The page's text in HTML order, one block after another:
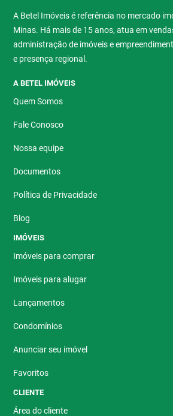
A Betel Imóveis é referência no mercado
Minas. Há mais de 15 anos, atua em
administração de imóveis e
e presença regional.
A BETEL IMÓVEIS
Quem Somos
Fale Conosco
Nossa equipe
Documentos
Política de Privacidade
Blog
IMÓVEIS
Imóveis para comprar
Imóveis para alugar
Lançamentos
Condomínios
Anunciar seu imóvel
Favoritos
CLIENTE
Área do cliente